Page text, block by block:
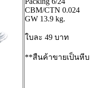
CBM/CTN 0.024
GW 13.9 kg.
ใบละ 49 บาท
**สืนค้าขายเป็นหี